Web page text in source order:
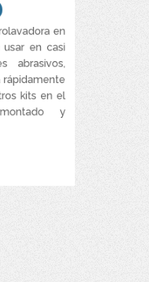
en
en casi
abrasivos,
rápidamente
kits en el
y
húmedo
Sandblasting).